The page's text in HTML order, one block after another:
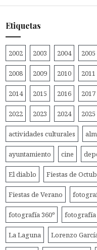
Etiquetas
2002 2003 2004 2005
2008 2009 2010 2011
2014 2015 2016 2017
2022 2023 2024 2025
actividades culturales
ayuntamiento cine
El diablo Fiestas de
Fiestas de Verano
fotografía 360º fotografía
La Laguna Lorenzo